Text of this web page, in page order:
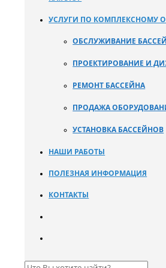
УСЛУГИ ПО КОМПЛЕКСНОМУ
ОБСЛУЖИВАНИЕ
ПРОЕКТИРОВАНИЕ И
РЕМОНТ БАССЕЙНА
ПРОДАЖА
УСТАНОВКА БАССЕЙНОВ
НАШИ РАБОТЫ
ПОЛЕЗНАЯ ИНФОРМАЦИЯ
КОНТАКТЫ